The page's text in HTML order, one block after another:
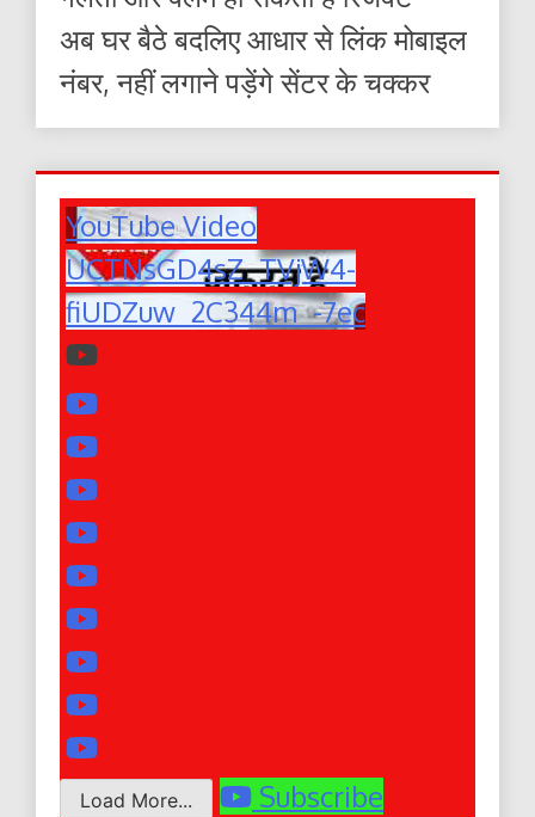
अब घर बैठे बदलिए आधार से लिंक मोबाइल
नंबर, नहीं लगाने पड़ेंगे सेंटर के चक्कर
YouTube Video
UCTNsGD4sZ_TVjW4-
fiUDZuw_2C344m_-7ec
Load More... Subscribe